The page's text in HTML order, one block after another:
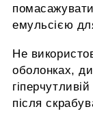
емульсією
Не
оболонках,
після